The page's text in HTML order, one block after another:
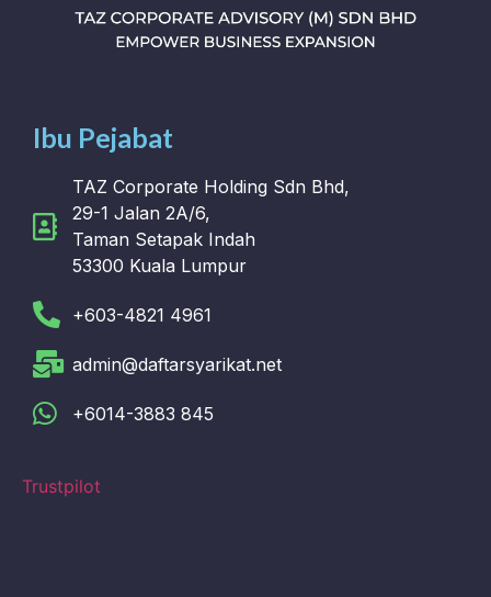
Ibu Pejabat
TAZ Corporate Holding Sdn Bhd,
29-1 Jalan 2A/6,
Taman Setapak Indah
53300 Kuala Lumpur
+603-4821 4961
admin@daftarsyarikat.net
+6014-3883 845
Trustpilot